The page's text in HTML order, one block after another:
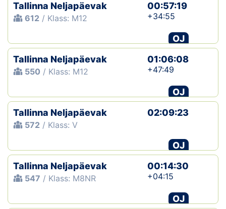
Tallinna Neljapäevak
612 / Klass: M12
00:57:19
+34:55
OJ
Tallinna Neljapäevak
550 / Klass: M12
01:06:08
+47:49
OJ
Tallinna Neljapäevak
572 / Klass: V
02:09:23
OJ
Tallinna Neljapäevak
547 / Klass: M8NR
00:14:30
+04:15
OJ